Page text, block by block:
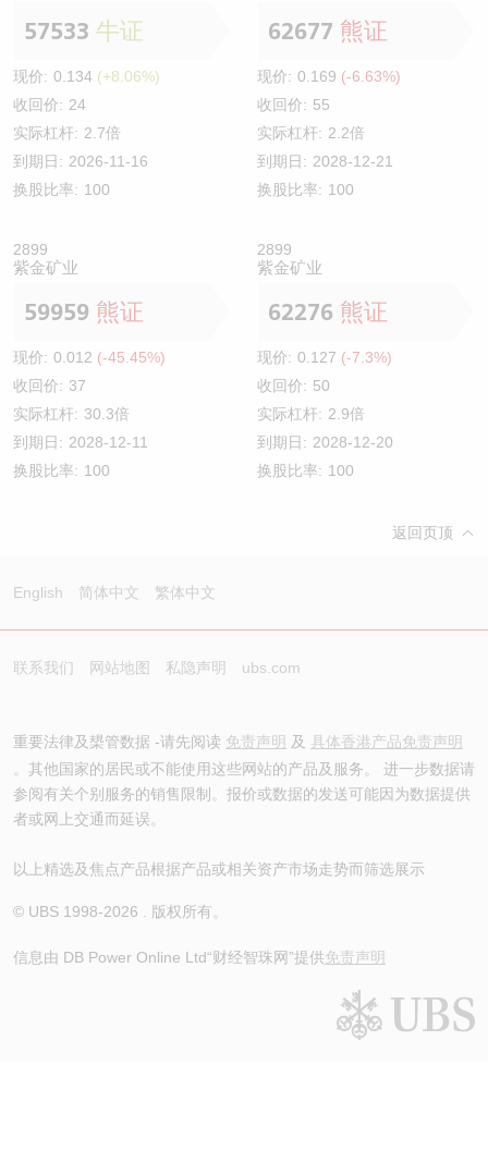
57533 牛证
现价: 0.134 (+8.06%)
收回价: 24
实际杠杆: 2.7倍
到期日: 2026-11-16
换股比率: 100
62677 熊证
现价: 0.169 (-6.63%)
收回价: 55
实际杠杆: 2.2倍
到期日: 2028-12-21
换股比率: 100
2899
紫金矿业
59959 熊证
现价: 0.012 (-45.45%)
收回价: 37
实际杠杆: 30.3倍
到期日: 2028-12-11
换股比率: 100
2899
紫金矿业
62276 熊证
现价: 0.127 (-7.3%)
收回价: 50
实际杠杆: 2.9倍
到期日: 2028-12-20
换股比率: 100
返回页顶
English 简体中文 繁体中文
联系我们 网站地图 私隐声明 ubs.com
重要法律及槼管数据 -请先阅读 免责声明 及 具体香港产品免责声明
。其他国家的居民或不能使用这些网站的产品及服务。 进一步数据请
参阅有关个别服务的销售限制。报价或数据的发送可能因为数据提供
者或网上交通而延误。
以上精选及焦点产品根据产品或相关资产市场走势而筛选展示
© UBS 1998-2026 . 版权所有。
信息由 DB Power Online Ltd“财经智珠网”提供免责声明